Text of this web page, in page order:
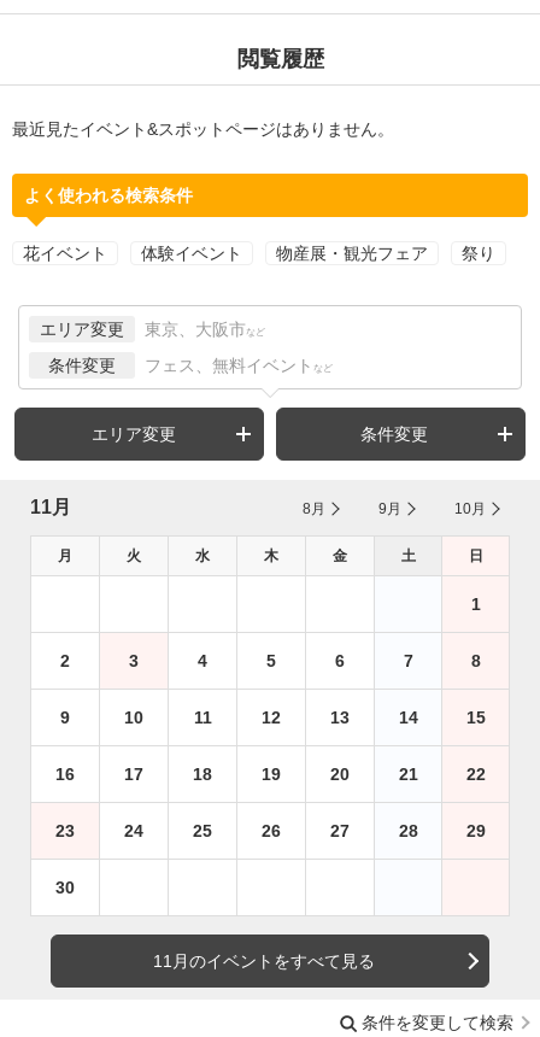
閲覧履歴
最近見たイベント&スポットページはありません。
よく使われる検索条件
花イベント 体験イベント 物産展・観光フェア 祭り
エリア変更 東京、大阪市 など
条件変更 フェス、無料イベント など
エリア変更 条件変更
11月 8月 9月 10月
月 火 水 木 金 土 日
1
2 3 4 5 6 7 8
9 10 11 12 13 14 15
16 17 18 19 20 21 22
23 24 25 26 27 28 29
30
11月のイベントをすべて見る
条件を変更して検索